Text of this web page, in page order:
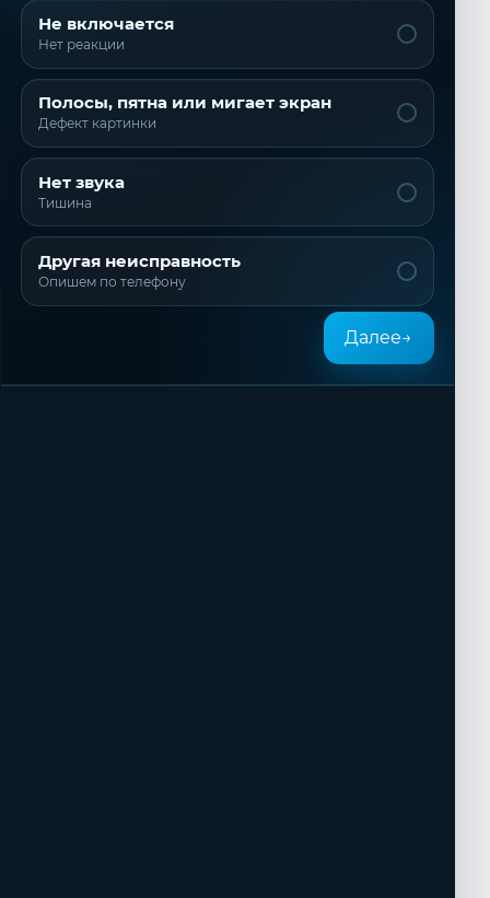
Не включается
Нет реакции
Полосы, пятна или мигает экран
Дефект картинки
Нет звука
Тишина
Другая неисправность
Опишем по телефону
Далее→